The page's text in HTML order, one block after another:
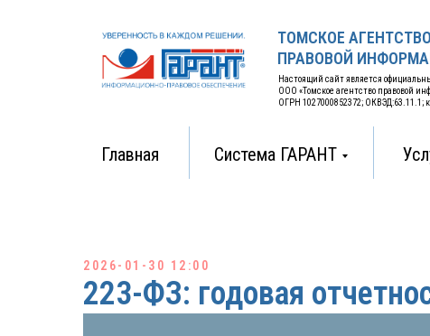
ТОМСКОЕ АГЕНТСТВО
ПРАВОВОЙ
Главная Система ГАРАНТ
Настоящий сайт является
ООО «Томское агентство правовой
ОГРН 1027000852372; ОКВЭД:63.11.1;
2026-01-30 12:00
223-ФЗ: годовая